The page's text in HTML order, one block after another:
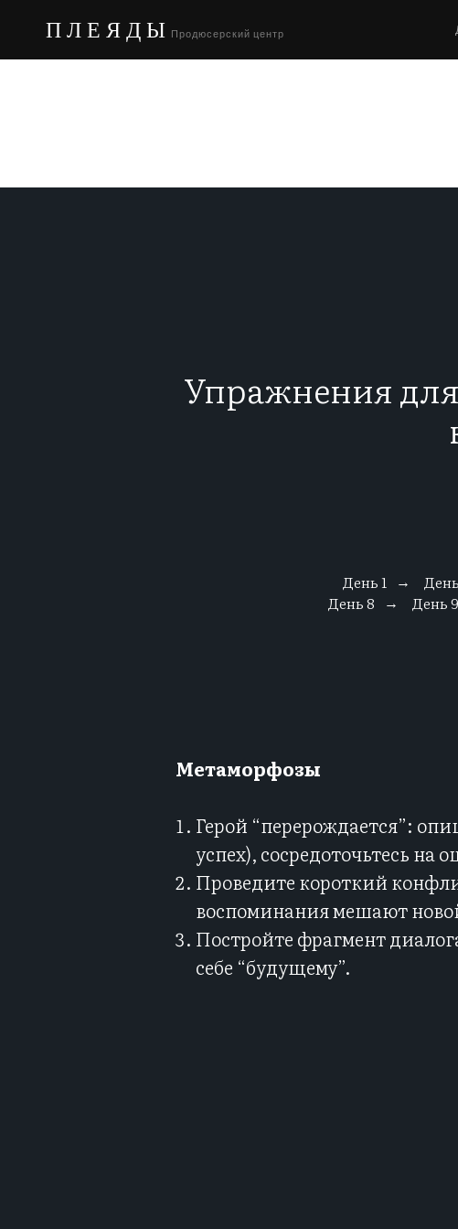
ПЛЕЯДЫ Продюсерский центр
Упражнения
День 1 →
День 8
→ День 9
Метаморфозы
Герой “перерождается”:
успех), сосредоточьтесь
Проведите короткий
воспоминания мешают
Постройте фрагмент
себе “будущему”.